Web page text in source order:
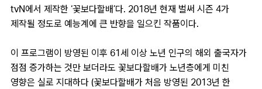
tvN에서 제작한 ‘꽃보다할배’다. 2018년 현재 벌써 시즌 4가
제작될 정도로 예능계에 큰 반향을 일으킨 작품이다.
이 프로그램이 방영된 이후 61세 이상 노년 인구의 해외 출국자가
점점 증가하는 것만 보더라도 꽃보다할배가 노년층에게 미친
영향은 실로 지대하다 (꽃보다할배가 처음 방영된 2013년 한